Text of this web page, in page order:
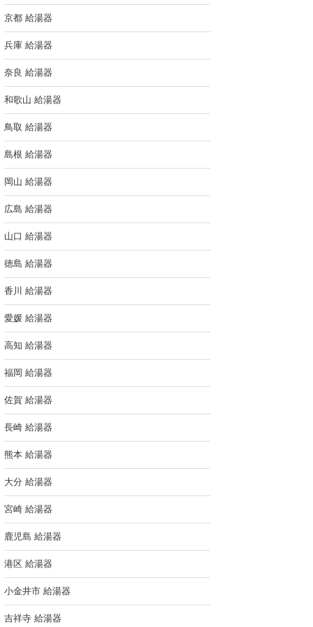
京都 給湯器
兵庫 給湯器
奈良 給湯器
和歌山 給湯器
鳥取 給湯器
島根 給湯器
岡山 給湯器
広島 給湯器
山口 給湯器
徳島 給湯器
香川 給湯器
愛媛 給湯器
高知 給湯器
福岡 給湯器
佐賀 給湯器
長崎 給湯器
熊本 給湯器
大分 給湯器
宮崎 給湯器
鹿児島 給湯器
港区 給湯器
小金井市 給湯器
吉祥寺 給湯器